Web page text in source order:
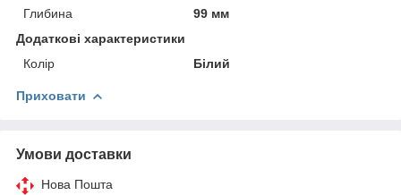
Глибина
99 мм
Додаткові характеристики
Колір
Білий
Приховати
Умови доставки
Нова Пошта